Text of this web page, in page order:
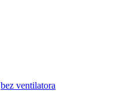
bez ventilatora